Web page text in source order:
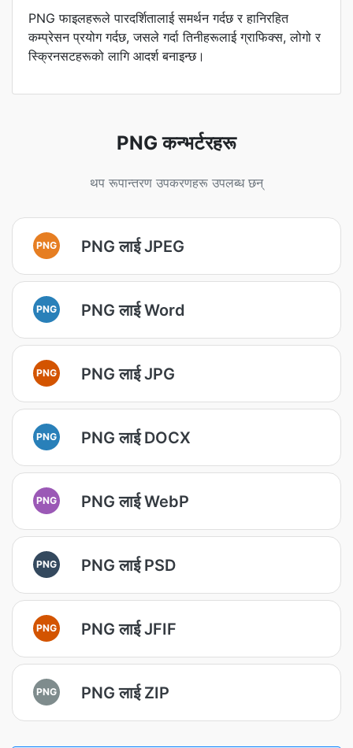
PNG फाइलहरूले पारदर्शितालाई समर्थन गर्दछ र हानिरहित
कम्प्रेसन प्रयोग गर्दछ, जसले गर्दा तिनीहरूलाई ग्राफिक्स, लोगो र
स्क्रिनसटहरूको लागि आदर्श बनाइन्छ।
PNG कन्भर्टरहरू
थप रूपान्तरण उपकरणहरू उपलब्ध छन्
PNG PNG लाई JPEG
PNG PNG लाई Word
PNG PNG लाई JPG
PNG PNG लाई DOCX
PNG PNG लाई WebP
PNG PNG लाई PSD
PNG PNG लाई JFIF
PNG PNG लाई ZIP